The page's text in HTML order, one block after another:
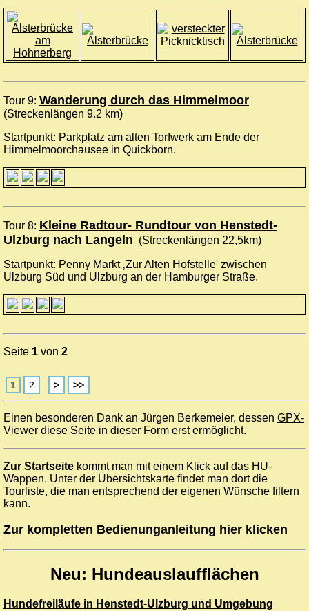
Tour 9: Wanderung durch das Himmelmoor
(Streckenlängen 9.2 km)
Startpunkt: Parkplatz am alten Torfwerk am Ende der
Himmelmoorchausee in Quickborn.
Tour 8: Kleine Radtour- Rundtour von Henstedt-
Ulzburg nach Langeln (Streckenlängen 22,5km)
Startpunkt: Penny Markt ‚Zur Alten Hofstelle' zwischen
Ulzburg Süd und Ulzburg an der Hamburger Straße.
Seite 1 von 2
1 2 > >>
Einen besonderen Dank an Jürgen Berkemeier, dessen GPX-
Viewer diese Seite in dieser Form erst ermöglicht.
Zur Startseite kommt man mit einem Klick auf das HU-
Wappen. Unter der Übersichtskarte findet man dort die
Tourliste, die man entsprechend der eigenen Wünsche filtern
kann.
Zur kompletten Bedienunganleitung hier klicken
Neu: Hundeauslaufflächen
Hundefreiläufe in Henstedt-Ulzburg und Umgebung